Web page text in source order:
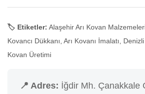
🏷️ Etiketler: Alaşehir Arı Kovan
Kovancı Dükkanı, Arı Kovanı İmalatı,
Kovan Üretimi
📍 Adres: İğdir Mh. Çanakkale